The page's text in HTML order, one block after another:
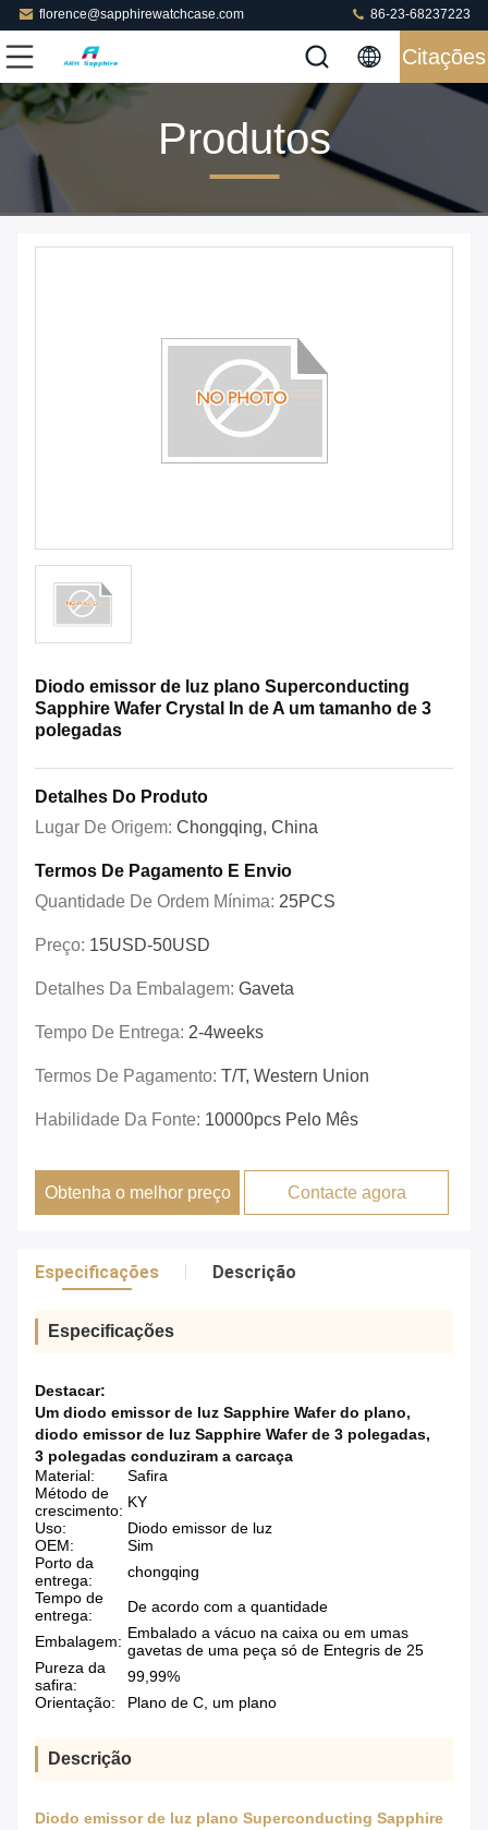
florence@sapphirewatchcase.com 86-23-68237223
Citações
Produtos
Diodo emissor de luz plano Superconducting
Sapphire Wafer Crystal In de A um tamanho de 3
polegadas
Detalhes Do Produto
Lugar De Origem: Chongqing, China
Termos De Pagamento E Envio
Quantidade De Ordem Mínima: 25PCS
Preço: 15USD-50USD
Detalhes Da Embalagem: Gaveta
Tempo De Entrega: 2-4weeks
Termos De Pagamento: T/T, Western Union
Habilidade Da Fonte: 10000pcs Pelo Mês
Obtenha o melhor preço Contacte agora
Especificações Descrição
Especificações
Destacar:
Um diodo emissor de luz Sapphire Wafer do plano,
diodo emissor de luz Sapphire Wafer de 3 polegadas,
3 polegadas conduziram a carcaça
Material:
Safira
Método de
crescimento: KY
Uso:
Diodo emissor de luz
OEM:
Sim
Porto da
entrega:
chongqing
Tempo de
entrega:
De acordo com a quantidade
Embalagem: Embalado a vácuo na caixa ou em umas
gavetas de uma peça só de Entegris de 25
Pureza da
safira:
99,99%
Orientação:
Plano de C, um plano
Descrição
Diodo emissor de luz plano Superconducting Sapphire